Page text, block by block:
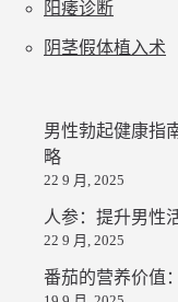
阳痿诊断
阴茎假体植入术
男性勃起健康指
略
22 9 月, 2025
人参：提升男性
22 9 月, 2025
番茄的营养价值